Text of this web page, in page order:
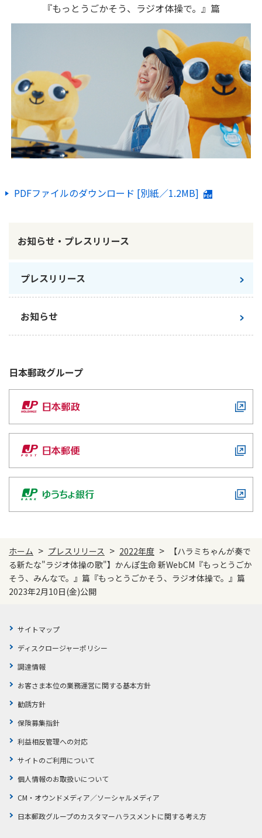
お客さまに関する情報等の確認の取り組み
各種サービス・お知らせ
ご契約のしおり・約款（Web約款）
お問い合わせ
保険かんたん診断
これからのライフイベントでかかる費用とは？
ご契約手続きの流れ
保険料のお払込方法
かんぽアプリ～かんぽの健康と安心を手のひらに～
ラジオ体操・みんなの体操
ラジオ体操ポータルサイト
日本郵政グループとしての取り組み
CM・オウンドメディア／ソーシャルメディア
かんぽブランド
かんぽ生命のサステナビリティ
かんぽジャンクション
English
『もっとうごかそう、ラジオ体操で。』篇
PDFファイルのダウンロード [別紙／1.2MB]
お知らせ・プレスリリース
プレスリリース
お知らせ
日本郵政グループ
ホーム > プレスリリース > 2022年度 >
【ハラミちゃんが奏で
る新たな"ラジオ体操の歌"】かんぽ生命 新WebCM『もっとうごか
そう、みんなで。』篇『もっとうごかそう、ラジオ体操で。』篇
2023年2月10日(金)公開
サイトマップ
ディスクロージャーポリシー
調達情報
お客さま本位の業務運営に関する基本方針
勧誘方針
保険募集指針
利益相反管理への対応
サイトのご利用について
個人情報のお取扱いについて
CM・オウンドメディア／ソーシャルメディア
日本郵政グループのカスタマーハラスメントに関する考え方